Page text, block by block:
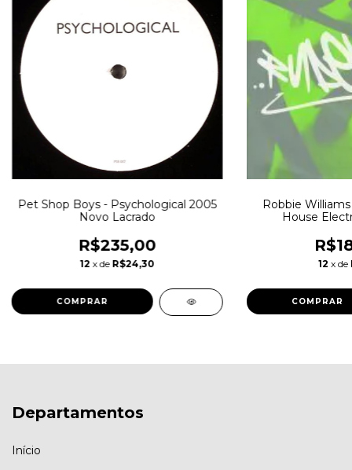
Pet Shop Boys - Psychological 2005
Novo Lacrado
R$235,00
12 x de R$24,30
Robbie
House
12 x de
Departamentos
Início